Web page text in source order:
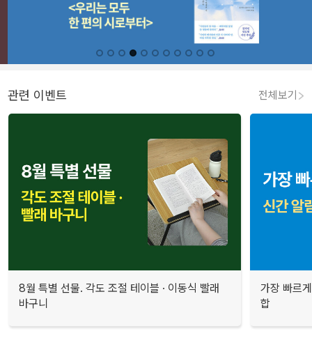
관련 이벤트 전체보기
8월 특별 선물. 각도 조절 테이블 · 이동식 빨래
바구니
가장 빠르
합